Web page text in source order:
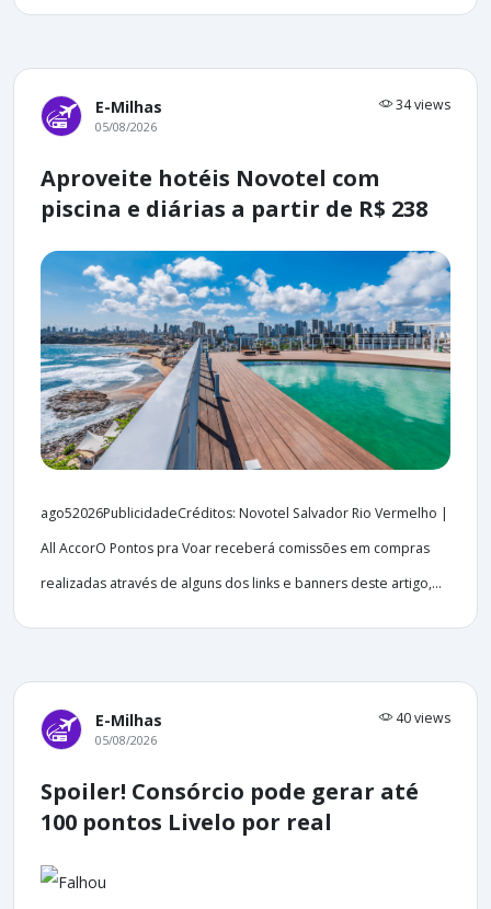
E-Milhas 34 views
05/08/2026
Aproveite hotéis Novotel com
piscina e diárias a partir de R$ 238
ago52026PublicidadeCréditos: Novotel Salvador Rio Vermelho |
All AccorO Pontos pra Voar receberá comissões em compras
realizadas através de alguns dos links e banners deste artigo,...
E-Milhas 40 views
05/08/2026
Spoiler! Consórcio pode gerar até
100 pontos Livelo por real